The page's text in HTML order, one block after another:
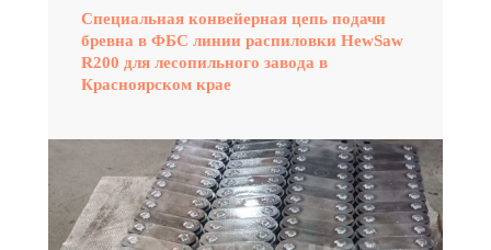
Специальная конвейерная цепь подачи
бревна в ФБС линии распиловки HewSaw
R200 для лесопильного завода в
Красноярском крае